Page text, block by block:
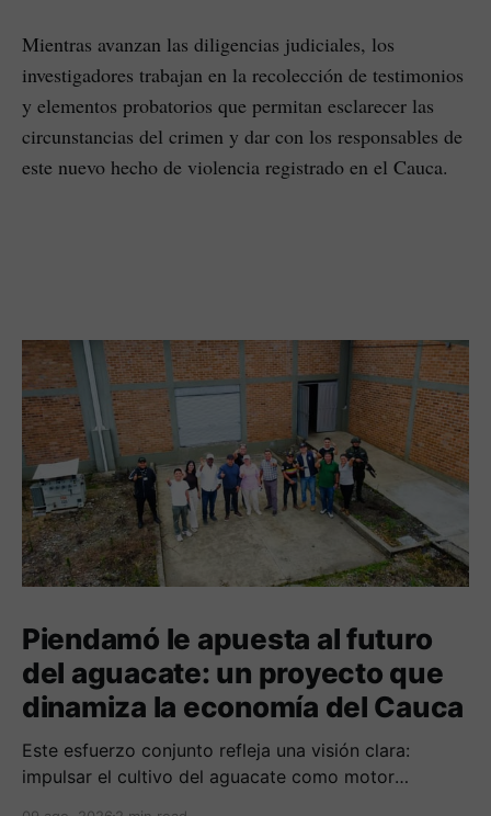
Mientras avanzan las diligencias judiciales, los
investigadores trabajan en la recolección de testimonios
y elementos probatorios que permitan esclarecer las
circunstancias del crimen y dar con los responsables de
este nuevo hecho de violencia registrado en el Cauca.
Piendamó le apuesta al futuro
del aguacate: un proyecto que
dinamiza la economía del Cauca
Este esfuerzo conjunto refleja una visión clara:
impulsar el cultivo del aguacate como motor